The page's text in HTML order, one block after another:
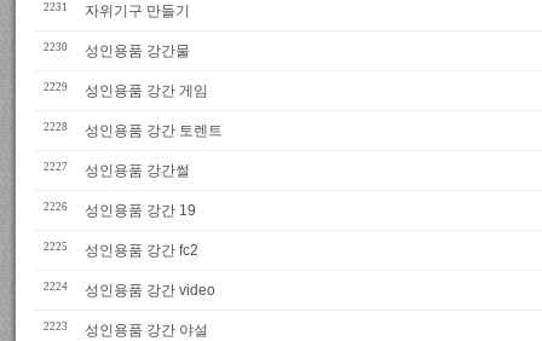
2231 자위기구 만들기
2230 성인용품 강간물
2229 성인용품 강간 게임
2228 성인용품 강간 토렌트
2227 성인용품 강간썰
2226 성인용품 강간 19
2225 성인용품 강간 fc2
2224 성인용품 강간 video
2223 성인용품 강간 야설